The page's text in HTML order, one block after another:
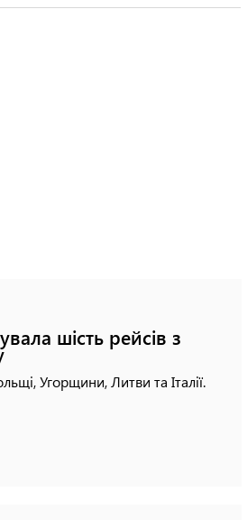
шість рейсів з
Угорщини, Литви та Італії.